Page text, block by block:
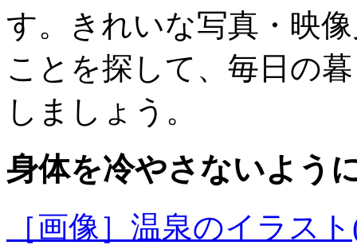
す。きれいな写真・映
ことを探して、毎日の
しましょう。
身体を冷やさないよう
［画像］温泉のイラス